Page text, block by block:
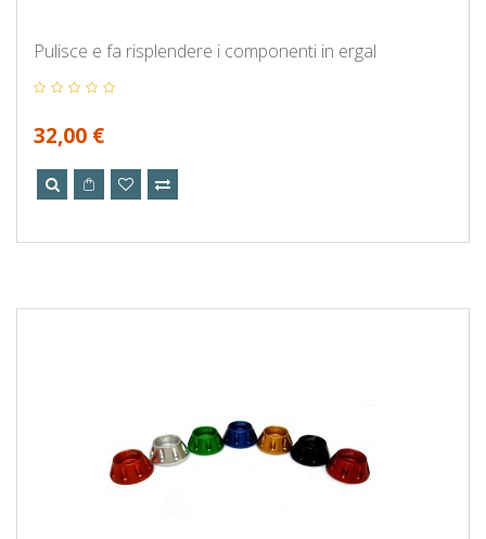
Pulisce e fa risplendere i componenti in ergal
32,00 €